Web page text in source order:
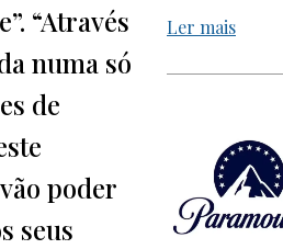
“Através
numa só
de
poder
seus
Ler mais